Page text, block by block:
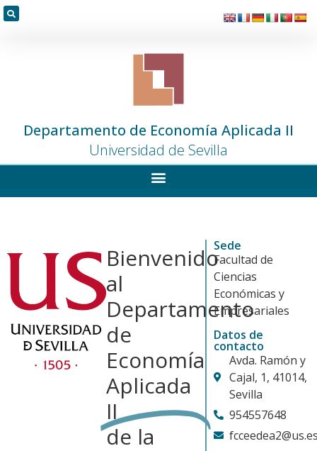
Departamento de Economía Aplicada II
Universidad de Sevilla
Bienvenido
al
Departamento
de
Economía
Aplicada
II
de la
Sede
Facultad de
Ciencias
Económicas y
Empresariales
Datos de
contacto
Avda. Ramón y
Cajal, 1, 41014,
Sevilla
954557648